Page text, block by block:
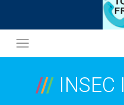
/// INSEC